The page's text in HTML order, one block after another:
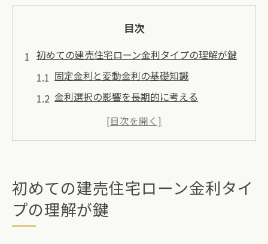
目次
初めての建売住宅ローン金利タイプの理解が鍵
固定金利と変動金利の基礎知識
金利選択の影響を長期的に考える
初心者が知っておくべき金利変動のリスク
建売住宅ローンにおける金利の役割
将来の金利変動を見据えたローン計画
建売住宅を購入する際のローン選びのポイント
初めての建売住宅ローン金利タイ
プの理解が鍵